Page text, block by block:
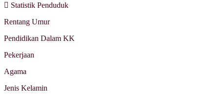
Statistik Penduduk
Rentang Umur
Pendidikan Dalam KK
Pekerjaan
Agama
Jenis Kelamin